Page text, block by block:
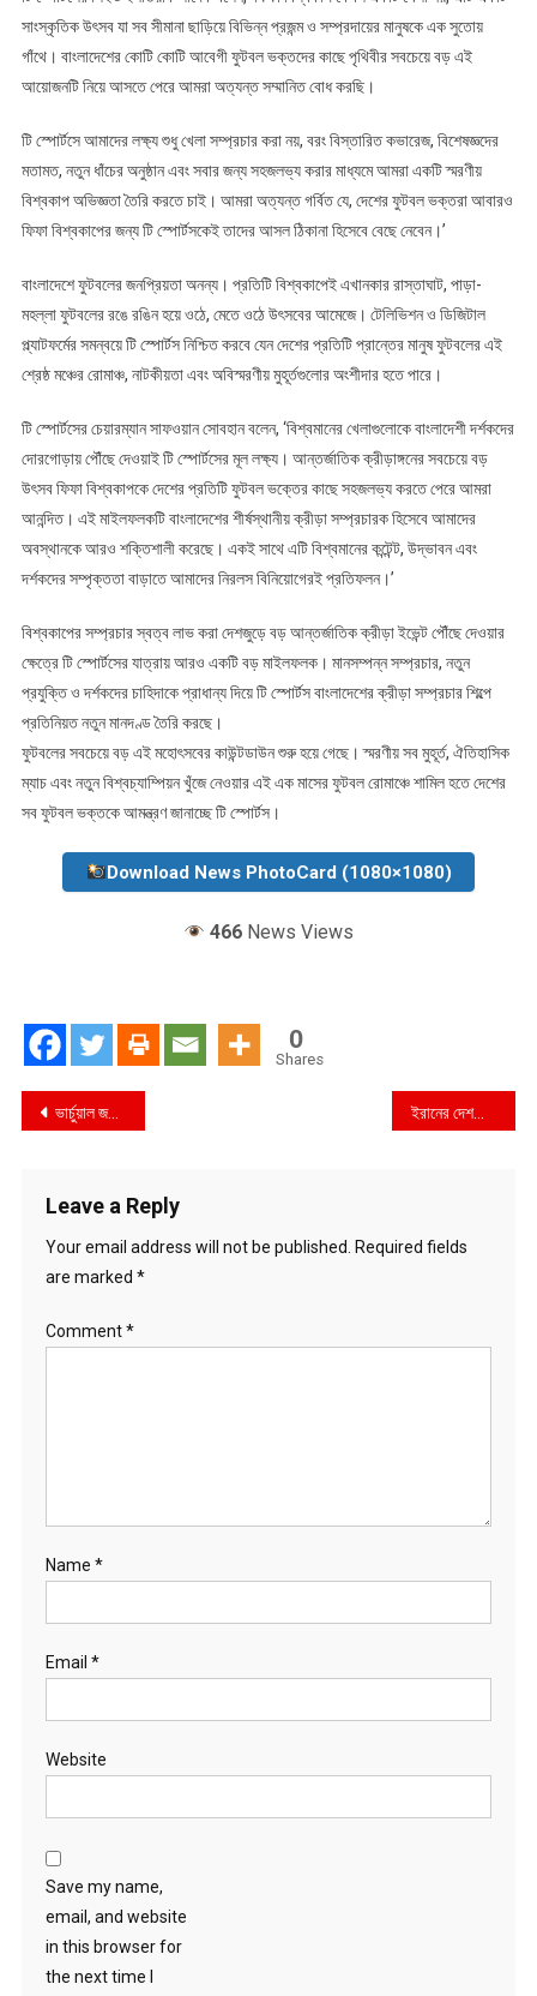
সাংস্কৃতিক উৎসব যা সব সীমানা ছাড়িয়ে বিভিন্ন প্রজন্ম ও সম্প্রদায়ের মানুষকে এক সুতোয়
গাঁথে। বাংলাদেশের কোটি কোটি আবেগী ফুটবল ভক্তদের কাছে পৃথিবীর সবচেয়ে বড় এই
আয়োজনটি নিয়ে আসতে পেরে আমরা অত্যন্ত সম্মানিত বোধ করছি।
টি স্পোর্টসে আমাদের লক্ষ্য শুধু খেলা সম্প্রচার করা নয়, বরং বিস্তারিত কভারেজ, বিশেষজ্ঞদের
মতামত, নতুন ধাঁচের অনুষ্ঠান এবং সবার জন্য সহজলভ্য করার মাধ্যমে আমরা একটি স্মরণীয়
বিশ্বকাপ অভিজ্ঞতা তৈরি করতে চাই। আমরা অত্যন্ত গর্বিত যে, দেশের ফুটবল ভক্তরা আবারও
ফিফা বিশ্বকাপের জন্য টি স্পোর্টসকেই তাদের আসল ঠিকানা হিসেবে বেছে নেবেন।’
বাংলাদেশে ফুটবলের জনপ্রিয়তা অনন্য। প্রতিটি বিশ্বকাপেই এখানকার রাস্তাঘাট, পাড়া-
মহল্লা ফুটবলের রঙে রঙিন হয়ে ওঠে, মেতে ওঠে উৎসবের আমেজে। টেলিভিশন ও ডিজিটাল
প্ল্যাটফর্মের সমন্বয়ে টি স্পোর্টস নিশ্চিত করবে যেন দেশের প্রতিটি প্রান্তের মানুষ ফুটবলের এই
শ্রেষ্ঠ মঞ্চের রোমাঞ্চ, নাটকীয়তা এবং অবিস্মরণীয় মুহূর্তগুলোর অংশীদার হতে পারে।
টি স্পোর্টসের চেয়ারম্যান সাফওয়ান সোবহান বলেন, ‘বিশ্বমানের খেলাগুলোকে বাংলাদেশী দর্শকদের
দোরগোড়ায় পৌঁছে দেওয়াই টি স্পোর্টসের মূল লক্ষ্য। আন্তর্জাতিক ক্রীড়াঙ্গনের সবচেয়ে বড়
উৎসব ফিফা বিশ্বকাপকে দেশের প্রতিটি ফুটবল ভক্তের কাছে সহজলভ্য করতে পেরে আমরা
আনন্দিত। এই মাইলফলকটি বাংলাদেশের শীর্ষস্থানীয় ক্রীড়া সম্প্রচারক হিসেবে আমাদের
অবস্থানকে আরও শক্তিশালী করেছে। একই সাথে এটি বিশ্বমানের কন্টেন্ট, উদ্ভাবন এবং
দর্শকদের সম্পৃক্ততা বাড়াতে আমাদের নিরলস বিনিয়োগেরই প্রতিফলন।’
বিশ্বকাপের সম্প্রচার স্বত্ব লাভ করা দেশজুড়ে বড় আন্তর্জাতিক ক্রীড়া ইভেন্ট পৌঁছে দেওয়ার
ক্ষেত্রে টি স্পোর্টসের যাত্রায় আরও একটি বড় মাইলফলক। মানসম্পন্ন সম্প্রচার, নতুন
প্রযুক্তি ও দর্শকদের চাহিদাকে প্রাধান্য দিয়ে টি স্পোর্টস বাংলাদেশের ক্রীড়া সম্প্রচার শিল্পে
প্রতিনিয়ত নতুন মানদণ্ড তৈরি করছে।
ফুটবলের সবচেয়ে বড় এই মহোৎসবের কাউন্টডাউন শুরু হয়ে গেছে। স্মরণীয় সব মুহূর্ত, ঐতিহাসিক
ম্যাচ এবং নতুন বিশ্বচ্যাম্পিয়ন খুঁজে নেওয়ার এই এক মাসের ফুটবল রোমাঞ্চে শামিল হতে দেশের
সব ফুটবল ভক্তকে আমন্ত্রণ জানাচ্ছে টি স্পোর্টস।
Download News PhotoCard (1080×1080)
466 News Views
0
Shares
Post
ভার্চুয়াল জগৎ যখন অপরাধের ফাঁদ : কিশোর গ্যাংয়ের নেপথ্যে স্মার্টফোন ইরানের দেশপ্রেম বনাম ইউনূস সরকারের দেশবিরোধিতা
Leave a Reply
Your email address will not be published. Required fields
are marked *
Comment*
Name *
Email *
Website
Save my name,
email, and website
in this browser for
the next time I